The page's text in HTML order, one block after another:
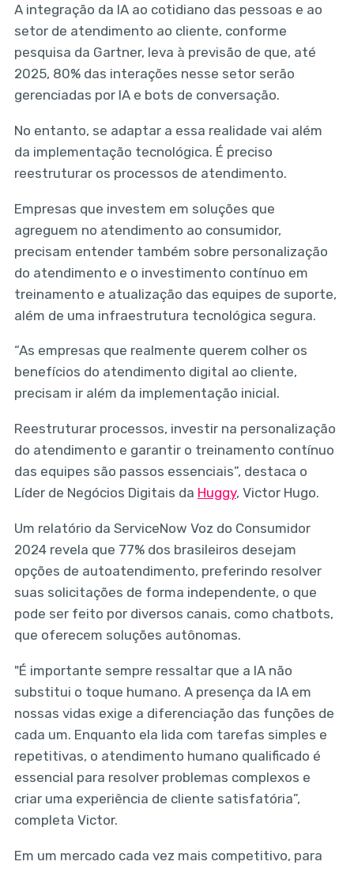
A integração da IA ao cotidiano das pessoas e ao
setor de atendimento ao cliente, conforme
pesquisa da Gartner, leva à previsão de que, até
2025, 80% das interações nesse setor serão
gerenciadas por IA e bots de conversação.
No entanto, se adaptar a essa realidade vai além
da implementação tecnológica. É preciso
reestruturar os processos de atendimento.
Empresas que investem em soluções que
agreguem no atendimento ao consumidor,
precisam entender também sobre personalização
do atendimento e o investimento contínuo em
treinamento e atualização das equipes de suporte,
além de uma infraestrutura tecnológica segura.
“As empresas que realmente querem colher os
benefícios do atendimento digital ao cliente,
precisam ir além da implementação inicial.
Reestruturar processos, investir na personalização
do atendimento e garantir o treinamento contínuo
das equipes são passos essenciais”, destaca o
Líder de Negócios Digitais da Huggy, Victor Hugo.
Um relatório da ServiceNow Voz do Consumidor
2024 revela que 77% dos brasileiros desejam
opções de autoatendimento, preferindo resolver
suas solicitações de forma independente, o que
pode ser feito por diversos canais, como chatbots,
que oferecem soluções autônomas.
"É importante sempre ressaltar que a IA não
substitui o toque humano. A presença da IA em
nossas vidas exige a diferenciação das funções de
cada um. Enquanto ela lida com tarefas simples e
repetitivas, o atendimento humano qualificado é
essencial para resolver problemas complexos e
criar uma experiência de cliente satisfatória”,
completa Victor.
Em um mercado cada vez mais competitivo, para